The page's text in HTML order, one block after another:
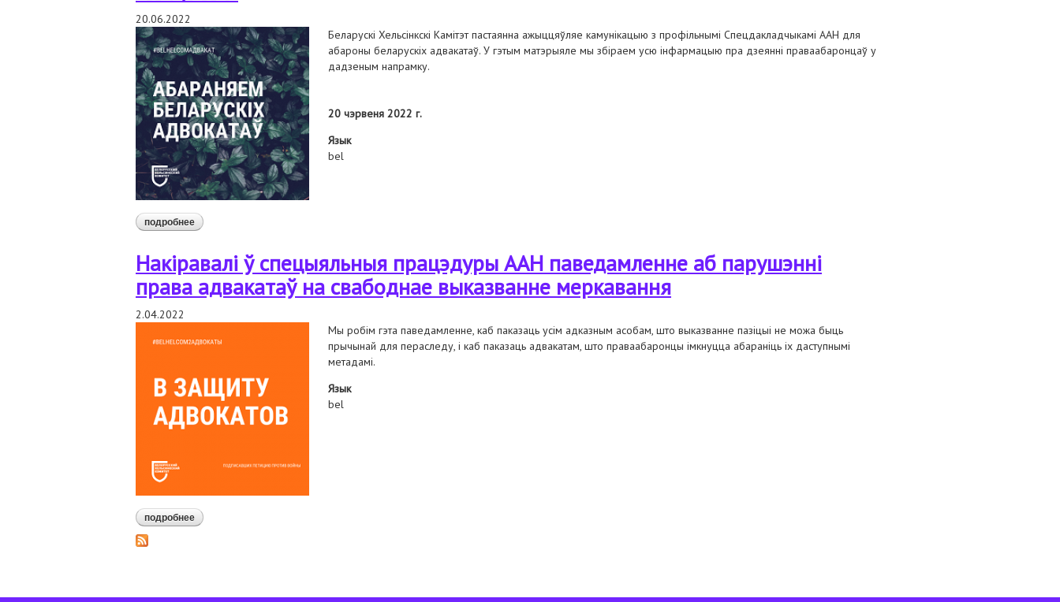
20.06.2022
Беларускі Хельсінкскі Камітэт пастаянна ажыццяўляе камунікацыю з профільнымі Спецдакладчыкамі ААН для
абароны беларускіх адвакатаў. У гэтым матэрыяле мы збіраем усю інфармацыю пра дзеянні праваабаронцаў у
дадзеным напрамку.
20 чэрвеня 2022 г.
Язык
bel
подробнее о камунікацыя са спецдакладчыкамі аан у абарону беларускіх адвакатаў — 2022/2021
Накіравалі ў спецыяльныя працэдуры ААН паведамленне аб парушэнні
права адвакатаў на свабоднае выказванне меркавання
2.04.2022
Мы робім гэта паведамленне, каб паказаць усім адказным асобам, што выказванне пазіцыі не можа быць
прычынай для пераследу, і каб паказаць адвакатам, што праваабаронцы імкнуцца абараніць іх даступнымі
метадамі.
Язык
bel
подробнее о накіравалі ў спецыяльныя працэдуры аан паведамленне аб парушэнні права адвакатаў на свабоднае выказванне меркавання